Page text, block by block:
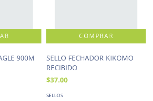
900M
SELLO FECHADOR KIKOMO
RECIBIDO
$37.00
SELLOS